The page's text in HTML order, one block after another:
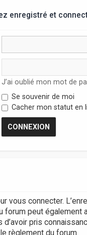
enregistré et
J’ai oublié mon mot de
Se souvenir de moi
Cacher mon statut en
vous connecter.
forum peut
pris
règlement du forum.